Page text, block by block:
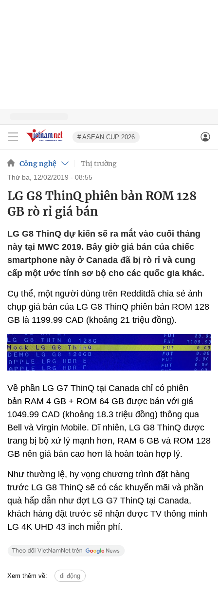
# ASEAN CUP 2026
Công nghệ Thị trường
thứ ba, 12/02/2019 - 08:55
LG G8 ThinQ phiên bản ROM 128
GB rò rỉ giá bán
LG G8 ThinQ dự kiến ​​sẽ ra mắt vào cuối tháng
này tại MWC 2019. Bây giờ giá bán của chiếc
smartphone này ở Canada đã bị rò rỉ và cung
cấp một ước tính sơ bộ cho các quốc gia khác.
Cụ thể, một người dùng trên Redditđã chia sẻ ảnh
chụp giá bán của LG G8 ThinQ phiên bản ROM 128
GB là 1199.99 CAD (khoảng 21 triệu đồng).
Về phần LG G7 ThinQ tại Canada chỉ có phiên
bản RAM 4 GB + ROM 64 GB được bán với giá
1049.99 CAD (khoảng 18.3 triệu đồng) thông qua
Bell và Virgin Mobile. Dĩ nhiên, LG G8 ThinQ được
trang bị bộ xử lý mạnh hơn, RAM 6 GB và ROM 128
GB nên giá bán cao hơn là hoàn toàn hợp lý.
Như thường lệ, hy vọng chương trình đặt hàng
trước LG G8 ThinQ sẽ có các khuyến mãi và phần
quà hấp dẫn như đợt LG G7 ThinQ tại Canada,
khách hàng đặt trước sẽ nhận được TV thông minh
LG 4K UHD 43 inch miễn phí.
Xem thêm về: di động